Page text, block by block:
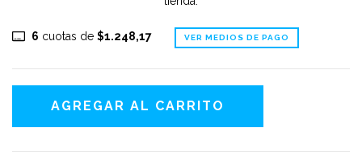
6 cuotas de $1.248,17 VER MEDIOS DE PAGO